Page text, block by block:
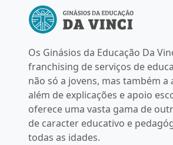
Os Ginásios da Educação Da
franchising de serviços de
não só a jovens, mas também a
além de explicações e apoio
oferece uma vasta gama de
de caracter educativo e
todas as idades.